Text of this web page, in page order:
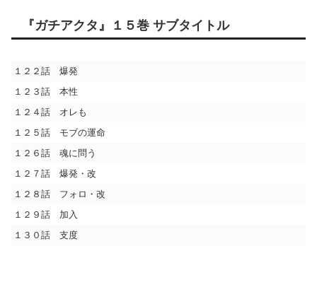
『ガチアクタ』１５巻 サブタイトル
１２２話 爆発
１２３話 本性
１２４話 オレも
１２５話 モブの運命
１２６話 魂に問う
１２７話 爆発・改
１２８話 フォロ・改
１２９話 加入
１３０話 支度